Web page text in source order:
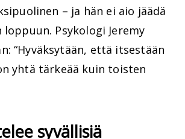
– ja hän ei aio jäädä
Psykologi Jeremy
“Hyväksytään, että itsestään
yhtä tärkeää kuin toisten
syvällisiä